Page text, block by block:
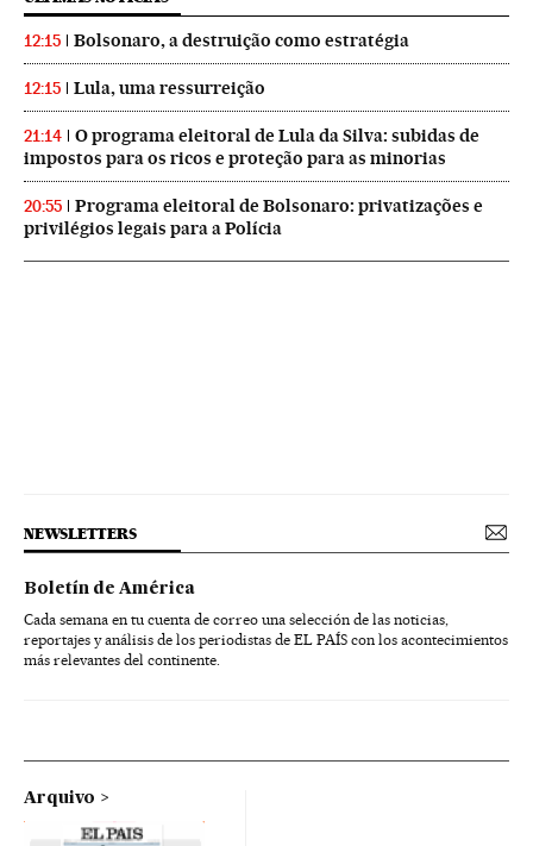
12:15 Bolsonaro, a destruição como estratégia
12:15 Lula, uma ressurreição
21:14
O programa eleitoral de Lula da Silva: subidas de
impostos para os ricos e proteção para as minorias
20:55
Programa eleitoral de Bolsonaro: privatizações e
privilégios legais para a Polícia
NEWSLETTERS
Boletín de América
Cada semana en tu cuenta de correo una selección de las noticias,
reportajes y análisis de los periodistas de EL PAÍS con los acontecimientos
más relevantes del continente.
Arquivo